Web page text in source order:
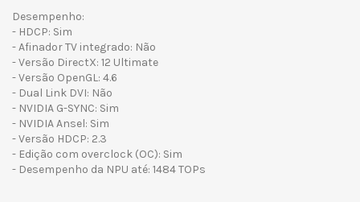
Desempenho:
- HDCP: Sim
- Afinador TV integrado: Não
- Versão DirectX: 12 Ultimate
- Versão OpenGL: 4.6
- Dual Link DVI: Não
- NVIDIA G-SYNC: Sim
- NVIDIA Ansel: Sim
- Versão HDCP: 2.3
- Edição com overclock (OC): Sim
- Desempenho da NPU até: 1484 TOPs